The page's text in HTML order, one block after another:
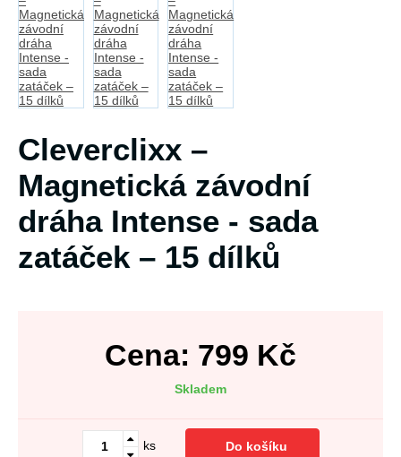
Cleverclixx –
Magnetická závodní
dráha Intense - sada
zatáček – 15 dílků
Cena: 799 Kč
Skladem
ks Do košíku